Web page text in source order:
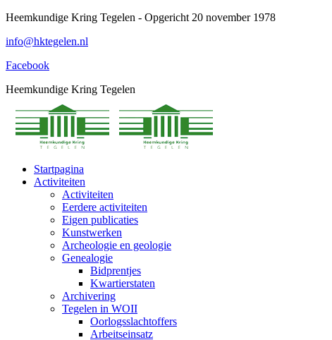
Spring
content
Heemkundige Kring Tegelen - Opgericht 20 november 1978
info@hktegelen.nl
Facebook
Heemkundige Kring Tegelen
Startpagina
Activiteiten
Activiteiten
Eerdere activiteiten
Eigen publicaties
Kunstwerken
Archeologie en geologie
Genealogie
Bidprentjes
Kwartierstaten
Archivering
Tegelen in WOII
Oorlogsslachtoffers
Arbeitseinsatz